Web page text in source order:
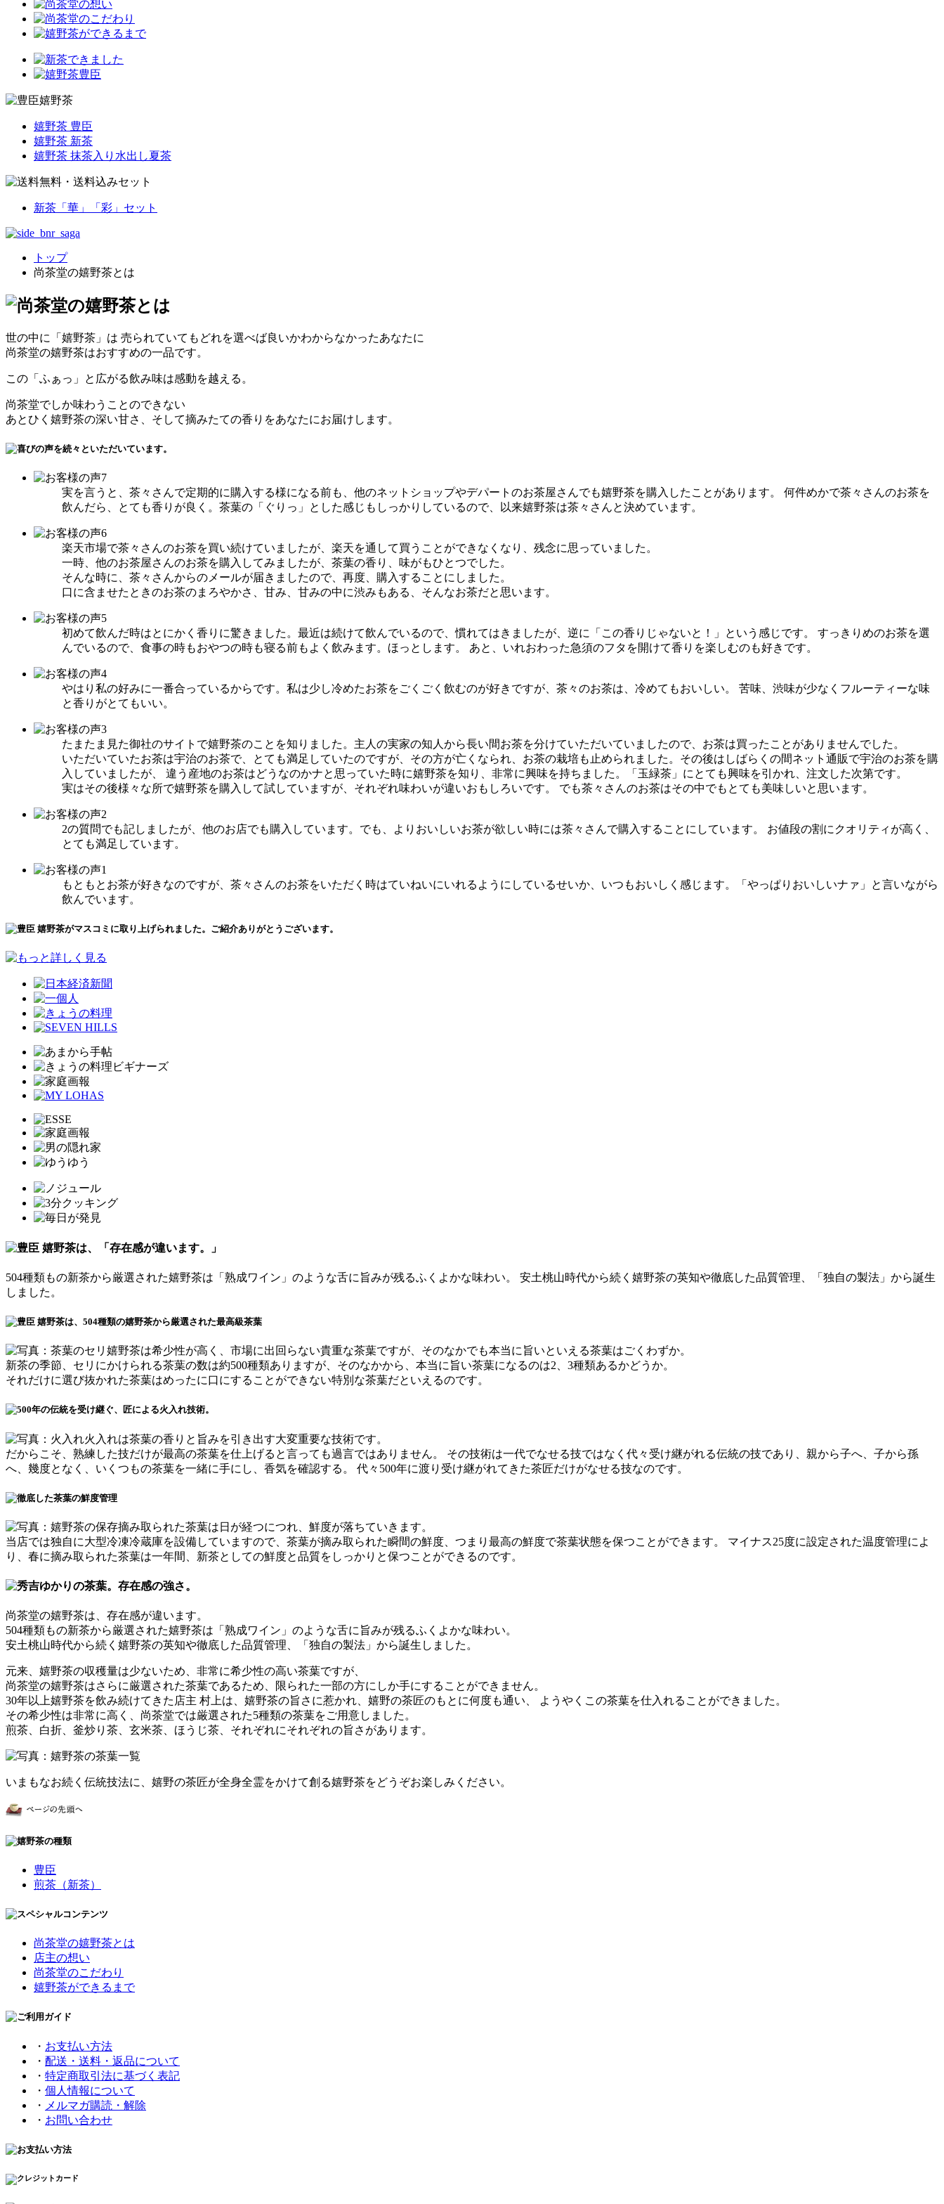
嬉野茶 豊臣
嬉野茶 新茶
嬉野茶 抹茶入り水出し夏茶
新茶「華」「彩」セット
トップ
尚茶堂の嬉野茶とは
世の中に「嬉野茶」は 売られていてもどれを選べば良いかわからなかったあなたに
尚茶堂の嬉野茶はおすすめの一品です。
この「ふぁっ」と広がる飲み味は感動を越える。
尚茶堂でしか味わうことのできない
あとひく嬉野茶の深い甘さ、そして摘みたての香りをあなたにお届けします。
実を言うと、茶々さんで定期的に購入する様になる前も、他のネットショップやデパートのお茶屋さんでも嬉野茶を購入したことがあります。 何件めかで茶々さんのお茶を
飲んだら、とても香りが良く。茶葉の「ぐりっ」とした感じもしっかりしているので、以来嬉野茶は茶々さんと決めています。
楽天市場で茶々さんのお茶を買い続けていましたが、楽天を通して買うことができなくなり、残念に思っていました。
一時、他のお茶屋さんのお茶を購入してみましたが、茶葉の香り、味がもひとつでした。
そんな時に、茶々さんからのメールが届きましたので、再度、購入することにしました。
口に含ませたときのお茶のまろやかさ、甘み、甘みの中に渋みもある、そんなお茶だと思います。
初めて飲んだ時はとにかく香りに驚きました。最近は続けて飲んでいるので、慣れてはきましたが、逆に「この香りじゃないと！」という感じです。 すっきりめのお茶を選
んでいるので、食事の時もおやつの時も寝る前もよく飲みます。ほっとします。 あと、いれおわった急須のフタを開けて香りを楽しむのも好きです。
やはり私の好みに一番合っているからです。私は少し冷めたお茶をごくごく飲むのが好きですが、茶々のお茶は、冷めてもおいしい。 苦味、渋味が少なくフルーティーな味
と香りがとてもいい。
たまたま見た御社のサイトで嬉野茶のことを知りました。主人の実家の知人から長い間お茶を分けていただいていましたので、お茶は買ったことがありませんでした。
いただいていたお茶は宇治のお茶で、とても満足していたのですが、その方が亡くなられ、お茶の栽培も止められました。その後はしばらくの間ネット通販で宇治のお茶を購
入していましたが、 違う産地のお茶はどうなのかナと思っていた時に嬉野茶を知り、非常に興味を持ちました。「玉緑茶」にとても興味を引かれ、注文した次第です。
実はその後様々な所で嬉野茶を購入して試していますが、それぞれ味わいが違いおもしろいです。 でも茶々さんのお茶はその中でもとても美味しいと思います。
2の質問でも記しましたが、他のお店でも購入しています。でも、よりおいしいお茶が欲しい時には茶々さんで購入することにしています。 お値段の割にクオリティが高く、
とても満足しています。
もともとお茶が好きなのですが、茶々さんのお茶をいただく時はていねいにいれるようにしているせいか、いつもおいしく感じます。「やっぱりおいしいナァ」と言いながら
飲んでいます。
504種類もの新茶から厳選された嬉野茶は「熟成ワイン」のような舌に旨みが残るふくよかな味わい。 安土桃山時代から続く嬉野茶の英知や徹底した品質管理、「独自の製法」から誕生
しました。
嬉野茶は希少性が高く、市場に出回らない貴重な茶葉ですが、 そのなかでも本当に旨いといえる茶葉はごくわずか。
新茶の季節、セリにかけられる茶葉の数は約500種類ありますが、そのなかから、 本当に旨い茶葉になるのは2、3種類あるかどうか。
それだけに選び抜かれた茶葉はめったに口にすることができない特別な茶葉だといえるのです。
火入れは茶葉の香りと旨みを引き出す大変重要な技術です。
だからこそ、 熟練した技だけが最高の茶葉を仕上げると言っても過言ではありません。
その技術は一代でなせる技ではなく代々受け継がれる伝統の技であり、親から子へ、子から孫
へ、 幾度となく、いくつもの茶葉を一緒に手にし、香気を確認する。 代々500年に渡り受け継がれてきた茶匠だけがなせる技なのです。
摘み取られた茶葉は日が経つにつれ、鮮度が落ちていきます。
当店では独自に大型冷凍冷蔵庫を設備していますので、茶葉が摘み取られた瞬間の鮮度、つまり最高の鮮度で茶葉状態を保つことができます。 マイナス25度に設定された温度管理によ
り、春に摘み取られた茶葉は一年間、新茶としての鮮度と品質をしっかりと保つことができるのです。
尚茶堂の嬉野茶は、存在感が違います。
504種類もの新茶から厳選された嬉野茶は「熟成ワイン」のような舌に旨みが残るふくよかな味わい。
安土桃山時代から続く嬉野茶の英知や徹底した品質管理、「独自の製法」から誕生しました。
元来、嬉野茶の収穫量は少ないため、非常に希少性の高い茶葉ですが、
尚茶堂の嬉野茶はさらに厳選された茶葉であるため、限られた一部の方にしか手にすることができません。
30年以上嬉野茶を飲み続けてきた店主 村上は、嬉野茶の旨さに惹かれ、嬉野の茶匠のもとに何度も通い、 ようやくこの茶葉を仕入れることができました。
その希少性は非常に高く、尚茶堂では厳選された5種類の茶葉をご用意しました。
煎茶、白折、釜炒り茶、玄米茶、ほうじ茶、それぞれにそれぞれの旨さがあります。
いまもなお続く伝統技法に、嬉野の茶匠が全身全霊をかけて創る嬉野茶をどうぞお楽しみください。
豊臣
煎茶（新茶）
尚茶堂の嬉野茶とは
店主の想い
尚茶堂のこだわり
嬉野茶ができるまで
・ お支払い方法
・ 配送・送料・返品について
・ 特定商取引法に基づく表記
・ 個人情報について
・ メルマガ購読・解除
・ お問い合わせ